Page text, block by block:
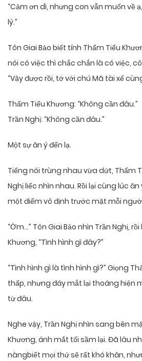
“Cảm ơn dì, nhưng con vẫn muốn về
lý.”
Tôn Giai Bảo biết tính Thẩm Tiểu
nói có việc thì chắc chắn là có việc,
“Vậy được rồi, tớ với chú Mã tài xế
Thẩm Tiểu Khương: “Không cần đâu.”
Trần Nghị: “Không cần đâu.”
Một sự ăn ý đến lạ.
Tiếng nói trùng nhau vừa dứt, Thẩm
Nghị liếc nhìn nhau. Rồi lại cùng lúc
một điểm vô định trước mặt mỗi
“Ờm…” Tôn Giai Bảo nhìn Trần Nghị,
Khương, “Tình hình gì đây?”
“Tình hình gì là tình hình gì?” Giọng
thấp, nhưng đáy mắt lại thoáng hiện
từ đâu.
Nghe vậy, Trần Nghị nhìn sang bên
Khương, ánh mắt tối sầm lại. Đã lâu
nàngbiết mọi thứ sẽ rất khó khăn,